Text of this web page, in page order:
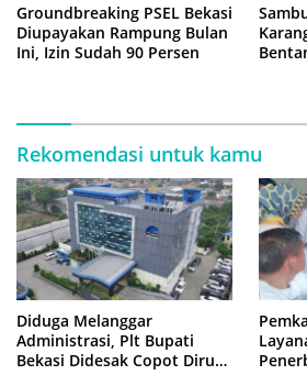
Groundbreaking PSEL Bekasi
Diupayakan Rampung Bulan
Ini, Izin Sudah 90 Persen
Rekomendasi untuk kamu
Diduga Melanggar
Administrasi, Plt Bupati
Bekasi Didesak Copot Dirum